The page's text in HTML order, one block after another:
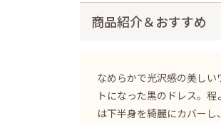
商品紹介＆おすすめ
なめらかで光沢感の美し
トになった黒のドレス。
は下半身を綺麗にカバー